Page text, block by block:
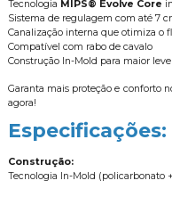
Tecnologia MIPS® Evolve Core
Sistema de regulagem com até 7
Canalização interna que otimiza o
Compatível com rabo de cavalo
Construção In-Mold para maior
Garanta mais proteção e conforto
agora!
Especificações:
Construção:
Tecnologia In-Mold (policarbonato